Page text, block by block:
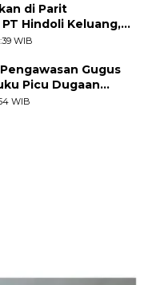
di Parit
Hindoli Keluang,
Kematian
WIB
Gugus
Picu Dugaan
Bale-Bale di
WIB